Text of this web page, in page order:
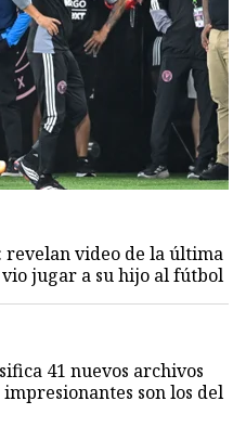
revelan video de la última
vio jugar a su hijo al fútbol
41 nuevos archivos
impresionantes son los del